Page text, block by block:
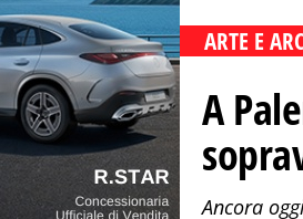
ARTE E
A
Ancora